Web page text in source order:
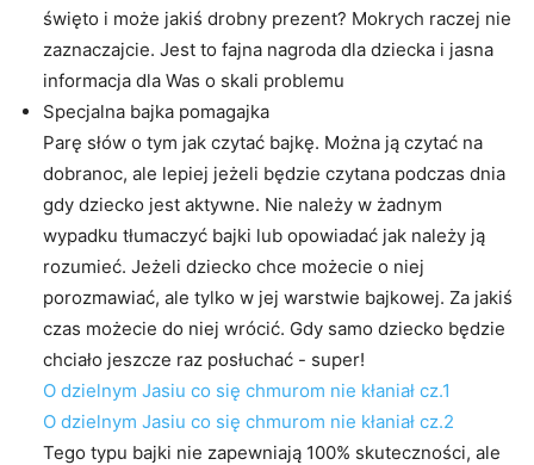
święto i może jakiś drobny prezent? Mokrych raczej nie
zaznaczajcie. Jest to fajna nagroda dla dziecka i jasna
informacja dla Was o skali problemu
Specjalna bajka pomagajka
Parę słów o tym jak czytać bajkę. Można ją czytać na
dobranoc, ale lepiej jeżeli będzie czytana podczas dnia
gdy dziecko jest aktywne. Nie należy w żadnym
wypadku tłumaczyć bajki lub opowiadać jak należy ją
rozumieć. Jeżeli dziecko chce możecie o niej
porozmawiać, ale tylko w jej warstwie bajkowej. Za jakiś
czas możecie do niej wrócić. Gdy samo dziecko będzie
chciało jeszcze raz posłuchać - super!
O dzielnym Jasiu co się chmurom nie kłaniał cz.1
O dzielnym Jasiu co się chmurom nie kłaniał cz.2
Tego typu bajki nie zapewniają 100% skuteczności, ale